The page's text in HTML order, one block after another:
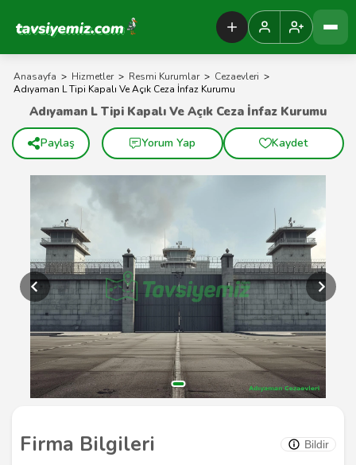
Tavsiyemiz Anasayfa
Anasayfa > Hizmetler > Resmi Kurumlar > Cezaevleri >
Adıyaman L Tipi Kapalı Ve Açık Ceza İnfaz Kurumu
Firma Bilgileri Bildir
Adıyaman L Tipi Kapalı Ve Açık Ceza İnfaz Kurumu
Paylaş Yorum Yap Kaydet